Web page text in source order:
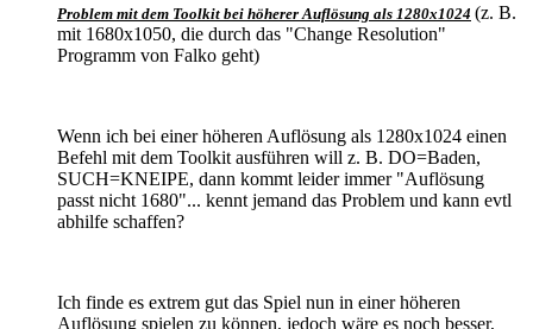
Problem mit dem Toolkit bei höherer Auflösung als 1280x1024 (z. B.
mit 1680x1050, die durch das "Change Resolution"
Programm von Falko geht)
Wenn ich bei einer höheren Auflösung als 1280x1024 einen
Befehl mit dem Toolkit ausführen will z. B. DO=Baden,
SUCH=KNEIPE, dann kommt leider immer "Auflösung
passt nicht 1680"... kennt jemand das Problem und kann evtl
abhilfe schaffen?
Ich finde es extrem gut das Spiel nun in einer höheren
Auflösung spielen zu können, jedoch wäre es noch besser,